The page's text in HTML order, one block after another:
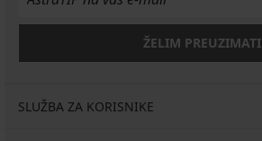
ŽELIM PREUZIMATI
SLUŽBA ZA KORISNIKE